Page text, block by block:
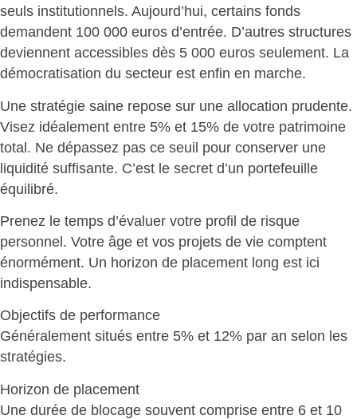
seuls institutionnels. Aujourd’hui, certains fonds
demandent 100 000 euros d’entrée. D’autres structures
deviennent accessibles dès 5 000 euros seulement. La
démocratisation du secteur est enfin en marche.
Une stratégie saine repose sur une allocation prudente.
Visez idéalement entre 5% et 15% de votre patrimoine
total. Ne dépassez pas ce seuil pour conserver une
liquidité suffisante. C’est le secret d’un portefeuille
équilibré.
Prenez le temps d’évaluer votre profil de risque
personnel. Votre âge et vos projets de vie comptent
énormément. Un horizon de placement long est ici
indispensable.
Objectifs de performance
Généralement situés entre 5% et 12% par an selon les
stratégies.
Horizon de placement
Une durée de blocage souvent comprise entre 6 et 10